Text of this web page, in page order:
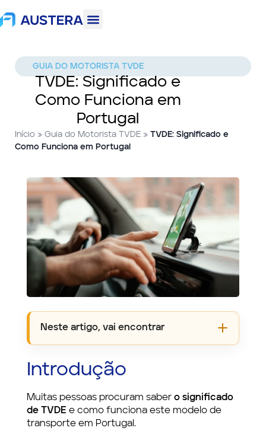
GUIA DO MOTORISTA TVDE
TVDE: Significado e
Como Funciona em
Portugal
Início » Guia do Motorista TVDE » TVDE: Significado e
Como Funciona em Portugal
Neste artigo, vai encontrar
Introdução
Muitas pessoas procuram saber o significado
de TVDE e como funciona este modelo de
transporte em Portugal.